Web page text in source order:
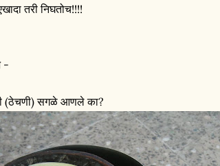
तरी निघतोच!!!!
-
(ठेचणी) सगळे आणले का?